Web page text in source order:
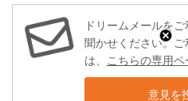
ドリームメールを
聞かせください。
は、
こちらの専用ペ
意見を